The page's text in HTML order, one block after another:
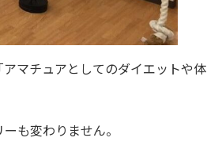
マチュアとしてのダイエットや体
も変わりません。